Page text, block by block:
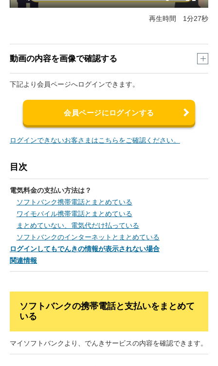
再生時間 1分27秒
動画の内容を画像で確認する
会員ページってどうすれば確認できます
か？
下記より会員ページへログインできます。
会員ページにログインする
ログインできないお客さまはこちらをご確認ください。
目次
電気料金の支払い方法は？
ソフトバンク携帯電話とまとめている
ワイモバイル携帯電話とまとめている
まとめていない、電気代だけ払っている
ソフトバンクのインターネットとまとめている
ログインしてもでんきの情報が表示されない場合
関連情報
ソフトバンクの携帯電話と支払いをまとめて
いる
マイソフトバンクより、でんきサービスの内容を確認できます。